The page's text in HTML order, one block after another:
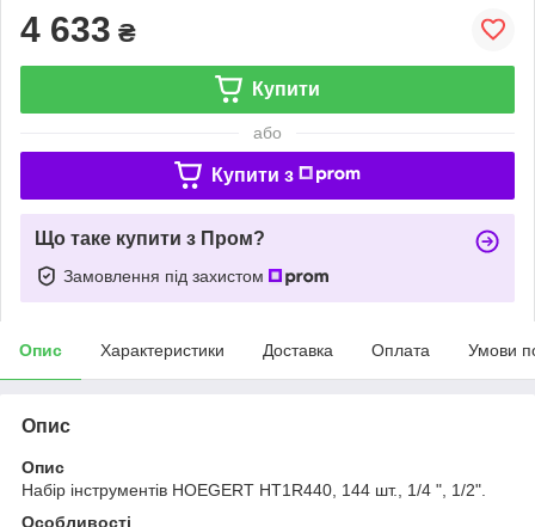
4 633 ₴
Купити
або
Купити з
Що таке купити з Пром?
Замовлення під захистом
Опис Характеристики Доставка Оплата Умови
Опис
Опис
Набір інструментів HOEGERT HT1R440, 144 шт., 1/4 ", 1/2".
Особливості